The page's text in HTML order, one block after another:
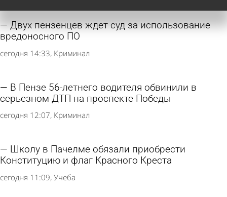
Двух пензенцев ждет суд за использование
вредоносного ПО
сегодня 14:33 Криминал
В Пензе 56-летнего водителя обвинили в
серьезном ДТП на проспекте Победы
сегодня 12:07 Криминал
Школу в Пачелме обязали приобрести
Конституцию и флаг Красного Креста
сегодня 11:09 Учеба